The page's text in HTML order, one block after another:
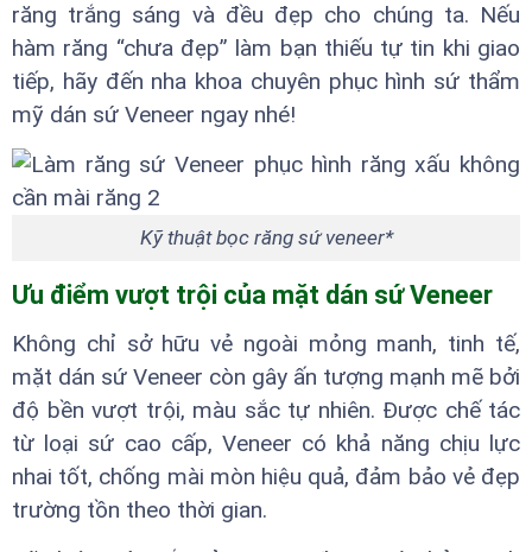
răng trắng sáng và đều đẹp cho chúng ta. Nếu
hàm răng “chưa đẹp” làm bạn thiếu tự tin khi giao
tiếp, hãy đến nha khoa chuyên phục hình sứ thẩm
mỹ dán sứ Veneer ngay nhé!
Kỹ thuật bọc răng sứ veneer*
Ưu điểm vượt trội của mặt dán sứ Veneer
Không chỉ sở hữu vẻ ngoài mỏng manh, tinh tế,
mặt dán sứ Veneer còn gây ấn tượng mạnh mẽ bởi
độ bền vượt trội, màu sắc tự nhiên. Được chế tác
từ loại sứ cao cấp, Veneer có khả năng chịu lực
nhai tốt, chống mài mòn hiệu quả, đảm bảo vẻ đẹp
trường tồn theo thời gian.